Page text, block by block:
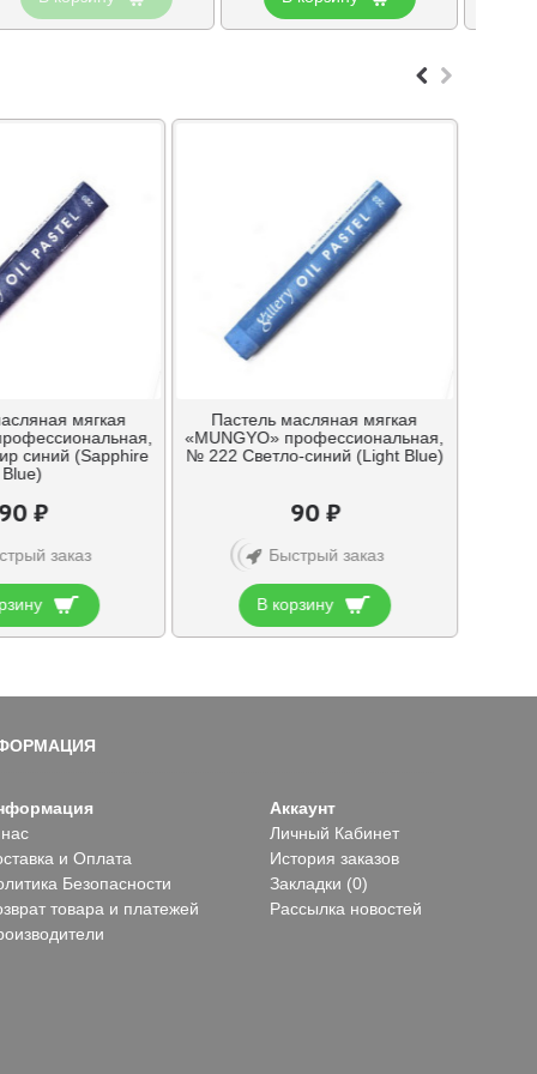
мягкая
синий (Sapphire
Blue)
90 ₽
заказ
Пастель масляная мягкая
«MUNGYO» профессиональная,
№ 222 Светло-синий (Light Blue)
90 ₽
Быстрый заказ
В корзину
и Оплата
Безопасности
товара и платежей
Аккаунт
Личный Кабинет
История заказов
Закладки (0)
Рассылка новостей